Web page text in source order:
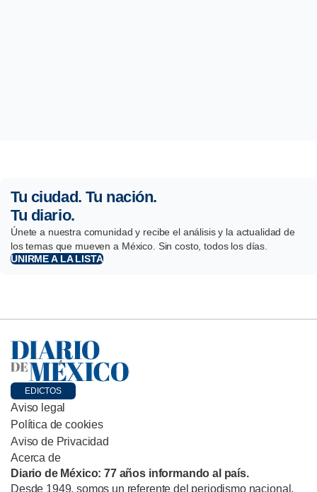
Tu ciudad. Tu nación.
Tu diario.
Únete a nuestra comunidad y recibe el análisis y la actualidad de
los temas que mueven a México. Sin costo, todos los días.
UNIRME A LA LISTA
EDICTOS
Aviso legal
Política de cookies
Aviso de Privacidad
Acerca de
Diario de México: 77 años informando al país.
Desde 1949, somos un referente del periodismo nacional,